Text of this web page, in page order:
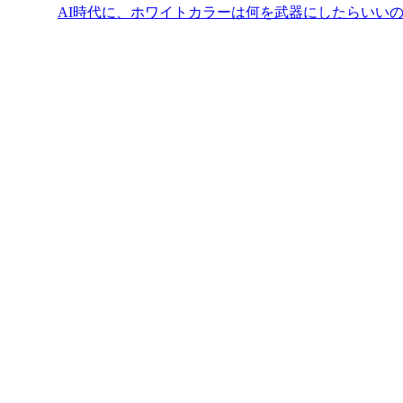
AI時代に、ホワイトカラーは何を武器にしたらいい